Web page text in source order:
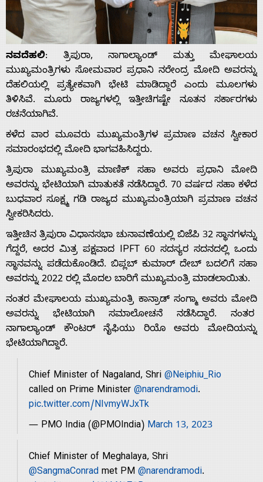
Home
About
Us
Advertise
With
ನವದೆಹಲಿ: ತ್ರಿಪುರಾ, ನಾಗಾಲ್ಯಾಂಡ್ ಮತ್ತು ಮೇಘಾಲಯ
ಮುಖ್ಯಮಂತ್ರಿಗಳು ಸೋಮವಾರ ಪ್ರಧಾನಿ ನರೇಂದ್ರ ಮೋದಿ ಅವರನ್ನು
ದೆಹಲಿಯಲ್ಲಿ ಪ್ರತ್ಯೇಕವಾಗಿ ಭೇಟಿ ಮಾಡಿದ್ದಾರೆ ಎಂದು ಮೂಲಗಳು
ತಿಳಿಸಿವೆ. ಮೂರು ರಾಜ್ಯಗಳಲ್ಲಿ ಇತ್ತೀಚಿಗಷ್ಟೇ ನೂತನ ಸರ್ಕಾರಗಳು
ರಚನೆಯಾಗಿವೆ.
ಕಳೆದ ವಾರ ಮೂವರು ಮುಖ್ಯಮಂತ್ರಿಗಳ ಪ್ರಮಾಣ ವಚನ ಸ್ವೀಕಾರ
ಸಮಾರಂಭದಲ್ಲಿ ಮೋದಿ ಭಾಗವಹಿಸಿದ್ದರು.
ತ್ರಿಪುರಾ ಮುಖ್ಯಮಂತ್ರಿ ಮಾಣಿಕ್ ಸಹಾ ಅವರು ಪ್ರಧಾನಿ ಮೋದಿ
ಅವರನ್ನು ಭೇಟಿಯಾಗಿ ಮಾತುಕತೆ ನಡೆಸಿದ್ದಾರೆ. 70 ವರ್ಷದ ಸಹಾ ಕಳೆದ
ಬುಧವಾರ ಸೂಕ್ಷ್ಮ ಗಡಿ ರಾಜ್ಯದ ಮುಖ್ಯಮಂತ್ರಿಯಾಗಿ ಪ್ರಮಾಣ ವಚನ
ಸ್ವೀಕರಿಸಿದರು.
ಇತ್ತೀಚಿನ ತ್ರಿಪುರಾ ವಿಧಾನಸಭಾ ಚುನಾವಣೆಯಲ್ಲಿ ಬಿಜೆಪಿ 32 ಸ್ಥಾನಗಳನ್ನು
ಗೆದ್ದರೆ, ಅದರ ಮಿತ್ರ ಪಕ್ಷವಾದ IPFT 60 ಸದಸ್ಯರ ಸದನದಲ್ಲಿ ಒಂದು
ಸ್ಥಾನವನ್ನು ಪಡೆದುಕೊಂಡಿದೆ. ಬಿಪ್ಲಬ್ ಕುಮಾರ್ ದೇಬ್ ಬದಲಿಗೆ ಸಹಾ
ಅವರನ್ನು 2022 ರಲ್ಲಿ ಮೊದಲ ಬಾರಿಗೆ ಮುಖ್ಯಮಂತ್ರಿ ಮಾಡಲಾಯಿತು.
ನಂತರ ಮೇಘಾಲಯ ಮುಖ್ಯಮಂತ್ರಿ ಕಾನ್ರಾಡ್ ಸಂಗ್ಮಾ ಅವರು ಮೋದಿ
ಅವರನ್ನು ಭೇಟಿಯಾಗಿ ಸಮಾಲೋಚನೆ ನಡೆಸಿದ್ದಾರೆ. ನಂತರ
ನಾಗಾಲ್ಯಾಂಡ್ ಕೌಂಟರ್ ನೈಫಿಯು ರಿಯೊ ಅವರು ಮೋದಿಯನ್ನು
ಭೇಟಿಯಾಗಿದ್ದಾರೆ.
Chief Minister of Nagaland, Shri@Neiphiu_Rio
called on Prime Minister@narendramodi.
pic.twitter.com/NIvmyWJxTk
— PMO India (@PMOIndia) March 13, 2023
Chief Minister of Meghalaya, Shri
@SangmaConrad met PM@narendramodi.